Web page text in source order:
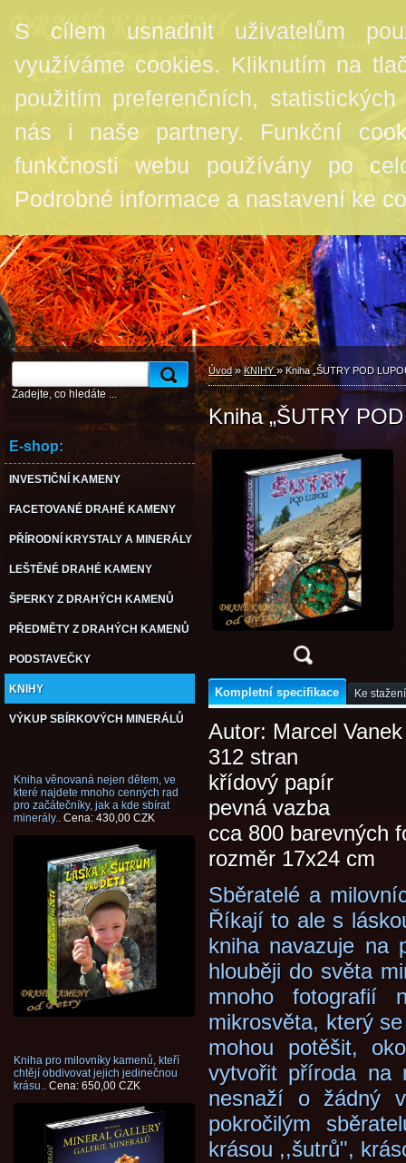
S cílem usnadnit uživatelům
využíváme cookies. Kliknutím na
použitím preferenčních,
nás i naše partnery. Funkční
funkčnosti webu používány po
Podrobné informace a nastavení ke
Kontakty
Zadejte, co hledáte ...
E-shop:
INVESTIČNÍ KAMENY
FACETOVANÉ DRAHÉ KAMENY
PŘÍRODNÍ KRYSTALY A MINERÁLY
LEŠTĚNÉ DRAHÉ KAMENY
ŠPERKY Z DRAHÝCH KAMENŮ
PŘEDMĚTY Z DRAHÝCH KAMENŮ
PODSTAVEČKY
KNIHY
VÝKUP SBÍRKOVÝCH MINERÁLŮ
Kniha věnovaná nejen dětem, ve
které najdete mnoho cenných rad
pro začátečníky, jak a kde sbírat
minerály.. Cena: 430,00 CZK
Kniha pro milovníky kamenů, kteří
chtějí obdivovat jejich jedinečnou
krásu.. Cena: 650,00 CZK
Úvod » KNIHY» Kniha „ŠUTRY POD
Kniha „ŠUTRY
Kompletní specifikace Ke stažení
Autor: Marcel Vanek
312 stran
křídový papír
pevná vazba
cca 800 barevných
rozměr 17x24 cm
Sběratelé a
Říkají to ale s
kniha navazuje na
hlouběji do světa
mnoho fotografií
mikrosvěta, který
mohou potěšit,
vytvořit příroda na
nesnaží o žádný
pokročilým
krásou ,,šutrů",